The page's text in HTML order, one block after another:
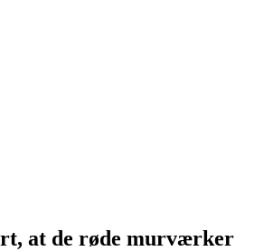
at de røde murværker